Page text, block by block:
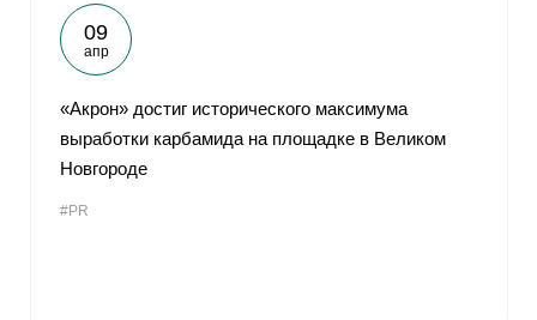
09
апр
«Акрон» достиг исторического максимума
выработки карбамида на площадке в Великом
Новгороде
#PR